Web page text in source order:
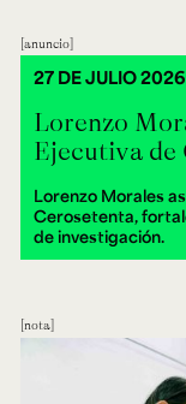
anuncio
Lorenzo
Ejecutiva de
Lorenzo Morales
Cerosetenta,
de investigación.
27 DE JULIO 2026
nota